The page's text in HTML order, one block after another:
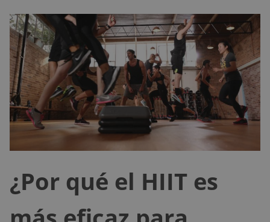
¿Por qué el HIIT es